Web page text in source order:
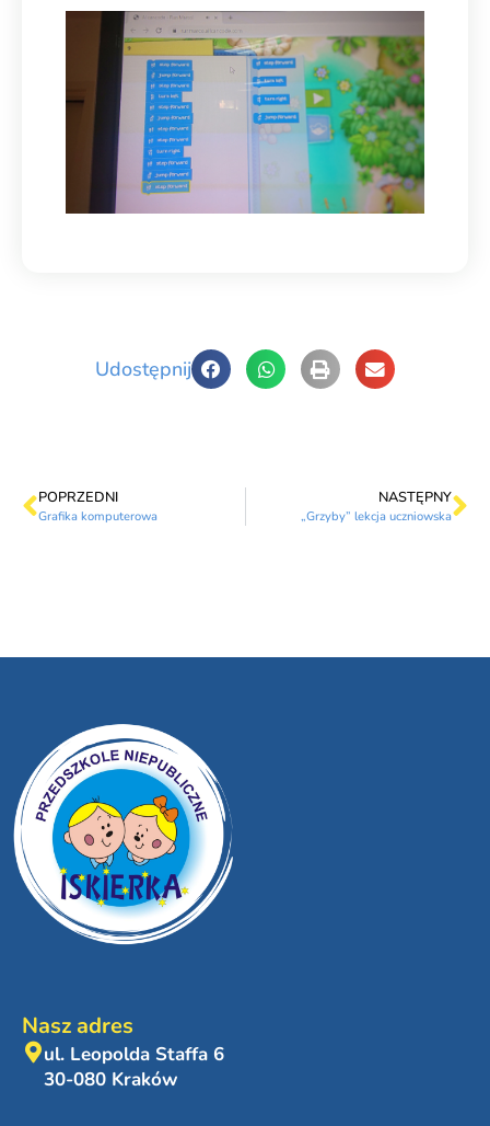
Udostępnij
POPRZEDNI
Grafika komputerowa
NASTĘPNY
„Grzyby” lekcja uczniowska
Nasz adres
ul. Leopolda Staffa 6
30-080 Kraków